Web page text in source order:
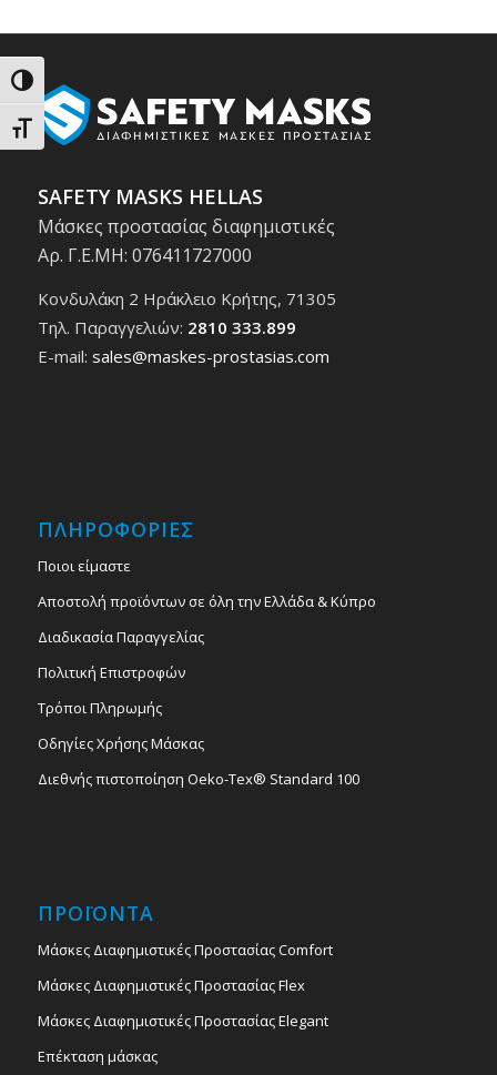
Εναλλαγή Υψηλής Αντίθεσης
Εναλλαγή Μεγέθους Γραμμάτων
SAFETY MASKS HELLAS
Μάσκες προστασίας διαφημιστικές
Αρ. Γ.Ε.ΜΗ: 076411727000
Κονδυλάκη 2 Ηράκλειο Κρήτης, 71305
Τηλ. Παραγγελιών: 2810 333.899
E-mail: sales@maskes-prostasias.com
ΠΛΗΡΟΦΟΡΙΕΣ
Ποιοι είμαστε
Αποστολή προϊόντων σε όλη την Ελλάδα & Κύπρο
Διαδικασία Παραγγελίας
Πολιτική Επιστροφών
Τρόποι Πληρωμής
Οδηγίες Χρήσης Μάσκας
Διεθνής πιστοποίηση Oeko-Tex® Standard 100
ΠΡΟΪΟΝΤΑ
Μάσκες Διαφημιστικές Προστασίας Comfort
Μάσκες Διαφημιστικές Προστασίας Flex
Μάσκες Διαφημιστικές Προστασίας Elegant
Επέκταση μάσκας